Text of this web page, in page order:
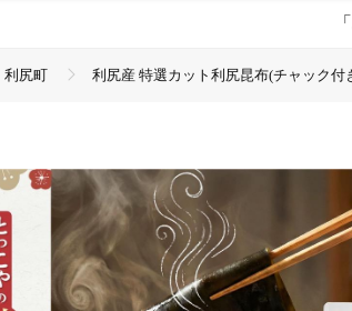
利尻町 利尻産 特選カット利尻昆布(チャック